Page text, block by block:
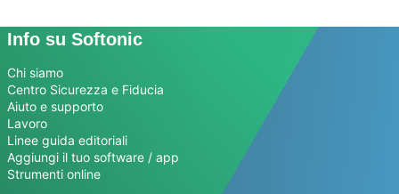
Info su Softonic
Chi siamo
Centro Sicurezza e Fiducia
Aiuto e supporto
Lavoro
Linee guida editoriali
Aggiungi il tuo software / app
Strumenti online